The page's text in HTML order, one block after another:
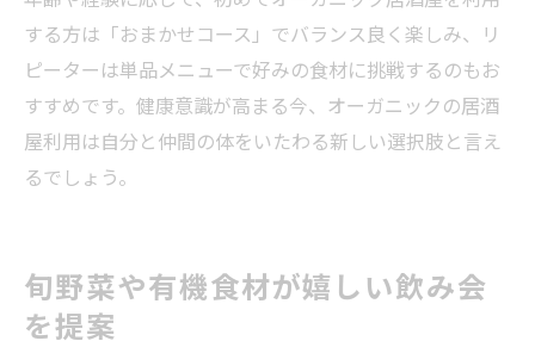
する方は「おまかせコース」でバランス良く楽しみ、リ
ピーターは単品メニューで好みの食材に挑戦するのもお
すすめです。健康意識が高まる今、オーガニックの居酒
屋利用は自分と仲間の体をいたわる新しい選択肢と言え
るでしょう。
旬野菜や有機食材が嬉しい飲み会
を提案